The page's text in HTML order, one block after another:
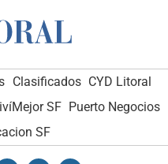
Clasificados CYD Litoral
SF Puerto Negocios
SF